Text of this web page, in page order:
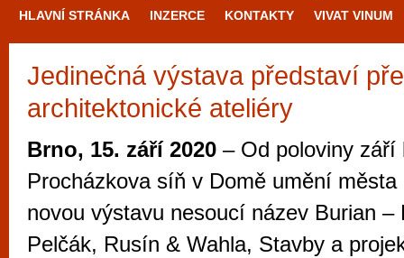
HLAVNÍ STRÁNKA INZERCE KONTAKTY VIVAT VINUM
Jedinečná výstava představí
architektonické ateliéry
Brno, 15. září 2020 – Od poloviny září
Procházkova síň v Domě umění města
novou výstavu nesoucí název Burian –
Pelčák, Rusín & Wahla, Stavby a
Průvodce
Brně: Od
Brno je
zajímavé
restaurace,
Mimo jiné je ale také místem, kde si